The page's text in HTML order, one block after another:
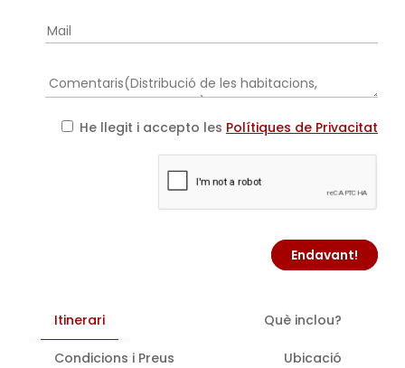
He llegit i accepto les Polítiques de Privacitat
Endavant!
Itinerari Què inclou?
Condicions i Preus Ubicació